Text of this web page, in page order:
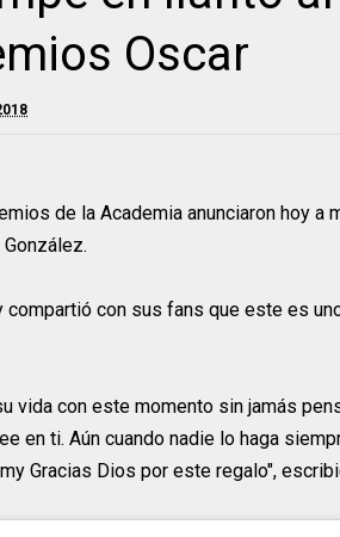
Oscar
de la Academia anunciaron hoy a
con sus fans que este es
vida con este momento sin jamás
en ti. Aún cuando nadie lo haga
Gracias Dios por este regalo",